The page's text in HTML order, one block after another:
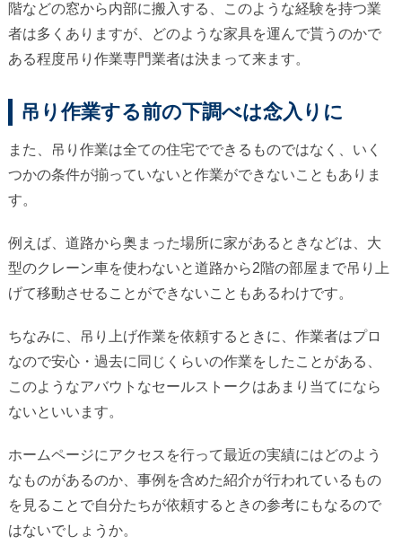
階などの窓から内部に搬入する、このような経験を持つ業
者は多くありますが、どのような家具を運んで貰うのかで
ある程度吊り作業専門業者は決まって来ます。
吊り作業する前の下調べは念入りに
また、吊り作業は全ての住宅でできるものではなく、いく
つかの条件が揃っていないと作業ができないこともありま
す。
例えば、道路から奥まった場所に家があるときなどは、大
型のクレーン車を使わないと道路から2階の部屋まで吊り上
げて移動させることができないこともあるわけです。
ちなみに、吊り上げ作業を依頼するときに、作業者はプロ
なので安心・過去に同じくらいの作業をしたことがある、
このようなアバウトなセールストークはあまり当てになら
ないといいます。
ホームページにアクセスを行って最近の実績にはどのよう
なものがあるのか、事例を含めた紹介が行われているもの
を見ることで自分たちが依頼するときの参考にもなるので
はないでしょうか。